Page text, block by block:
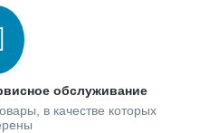
обслуживание
в качестве которых